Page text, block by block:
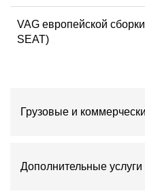
VAG европейской
SEAT)
Грузовые и
Дополнительные услуги